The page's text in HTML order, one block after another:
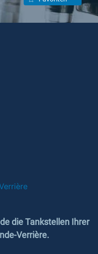
die Tankstellen Ihrer
Verrière.